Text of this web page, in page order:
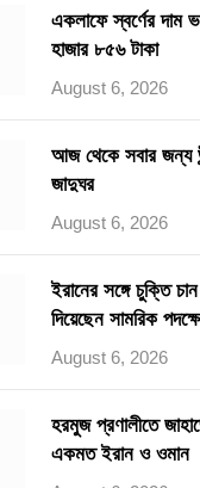
একলাফে স্বর্ণের দাম
হাজার ৮৫৬ টাকা
August 6, 2026
আজ থেকে সবার জন্য
জাদুঘর
August 6, 2026
ইরানের সঙ্গে চুক্তি
দিয়েছেন সামরিক
August 6, 2026
হরমুজ প্রণালীতে
একমত ইরান ও ওমান